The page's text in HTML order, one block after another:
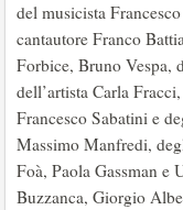
del musicista
cantautore Franco
Forbice, Bruno Vespa,
dell’artista Carla
Francesco Sabatini e
Massimo Manfredi,
Foà, Paola Gassman e
Buzzanca, Giorgio